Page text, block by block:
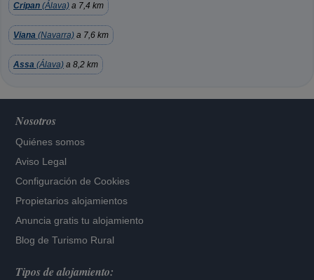
Cripan (Álava) a 7,4 km
Viana (Navarra) a 7,6 km
Assa (Álava) a 8,2 km
Nosotros
Quiénes somos
Aviso Legal
Configuración de Cookies
Propietarios alojamientos
Anuncia gratis tu alojamiento
Blog de Turismo Rural
Tipos de alojamiento: